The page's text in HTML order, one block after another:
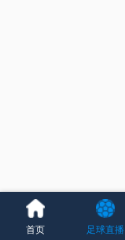
首页 足球直播